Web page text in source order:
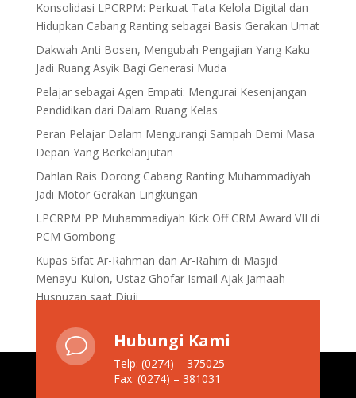
Konsolidasi LPCRPM: Perkuat Tata Kelola Digital dan
Hidupkan Cabang Ranting sebagai Basis Gerakan Umat
Dakwah Anti Bosen, Mengubah Pengajian Yang Kaku
Jadi Ruang Asyik Bagi Generasi Muda
Pelajar sebagai Agen Empati: Mengurai Kesenjangan
Pendidikan dari Dalam Ruang Kelas
Peran Pelajar Dalam Mengurangi Sampah Demi Masa
Depan Yang Berkelanjutan
Dahlan Rais Dorong Cabang Ranting Muhammadiyah
Jadi Motor Gerakan Lingkungan
LPCRPM PP Muhammadiyah Kick Off CRM Award VII di
PCM Gombong
Kupas Sifat Ar-Rahman dan Ar-Rahim di Masjid
Menayu Kulon, Ustaz Ghofar Ismail Ajak Jamaah
Husnuzan saat Diuji
v Hubungi Kami
Telp: (0274) – 375025
Fax: (0274) – 381031